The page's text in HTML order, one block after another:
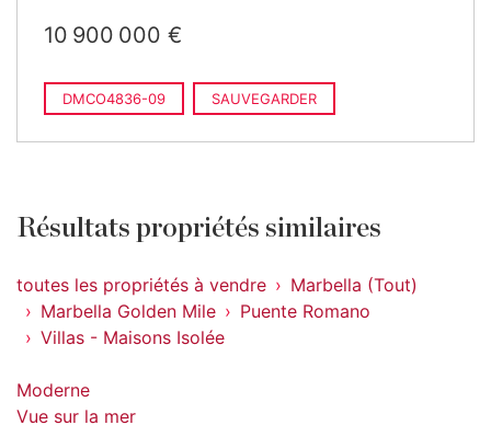
10 900 000 €
DMCO4836-09 SAUVEGARDER
Résultats propriétés similaires
toutes les propriétés à vendre
Marbella (Tout)
Marbella Golden Mile
Puente Romano
Villas - Maisons Isolée
Moderne
Vue sur la mer